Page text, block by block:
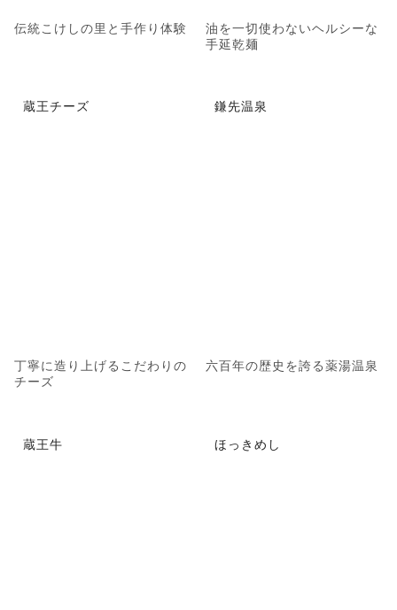
伝統こけしの里と手作り体験
油を一切使わないヘルシーな
手延乾麺
蔵王チーズ
丁寧に造り上げるこだわりの
チーズ
鎌先温泉
六百年の歴史を誇る薬湯温泉
蔵王牛 ほっきめし